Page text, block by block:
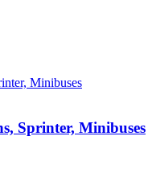
Sprinter, Minibuses